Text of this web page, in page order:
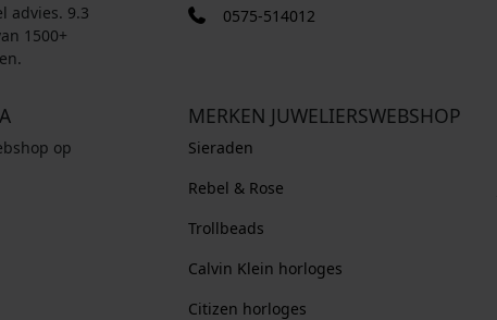
advies. 9.3
1500+
0575-514012
op
MERKEN JUWELIERSWEBSHOP
Sieraden
Rebel & Rose
Trollbeads
Calvin Klein horloges
Citizen horloges